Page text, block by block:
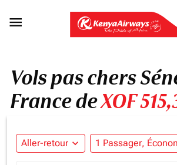

Vols pas chers
France deXOF
Aller-retour expand_more 1 Passager,